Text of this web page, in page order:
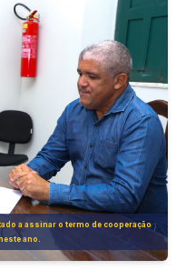
a assinar o termo de cooperação
ano.